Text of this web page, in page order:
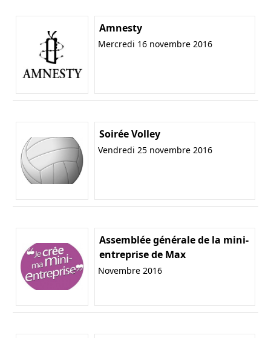
Amnesty
Mercredi 16 novembre 2016
Soirée Volley
Vendredi 25 novembre 2016
Assemblée générale de la mini-
entreprise de Max
Novembre 2016